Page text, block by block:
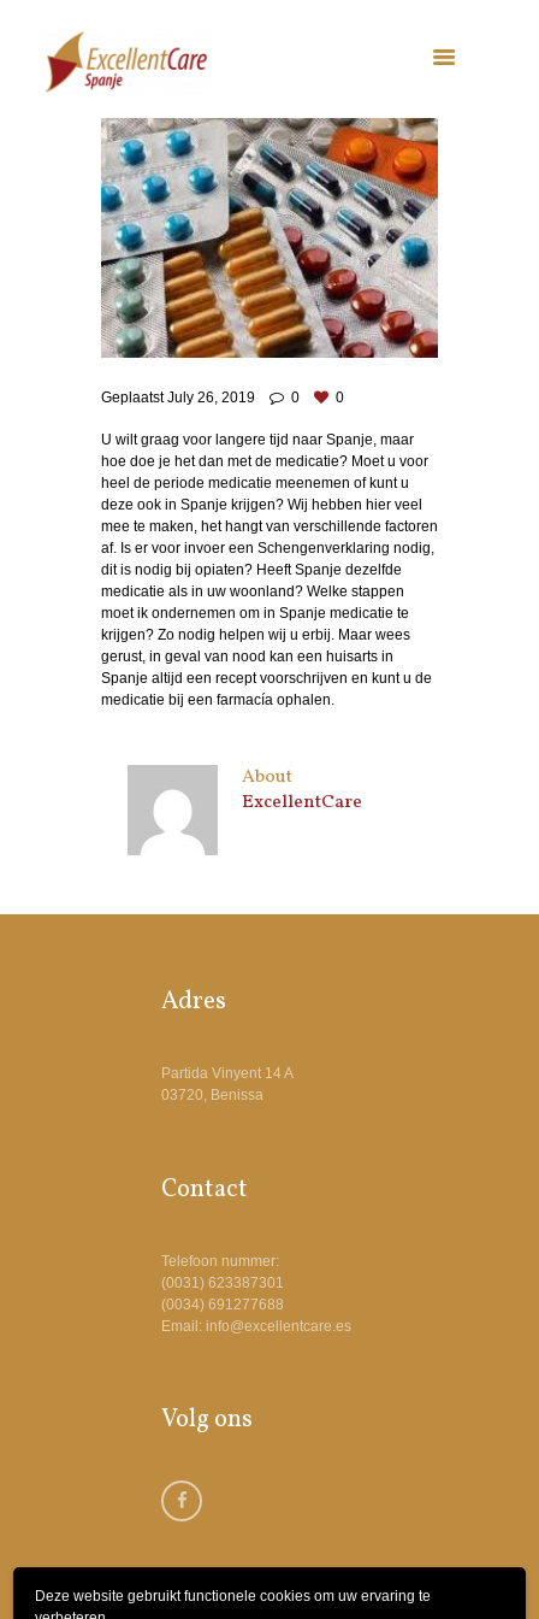
Deze website gebruikt functionele cookies om uw ervaring te
GeplaatstJuly 26, 2019 0 0
U wilt graag voor langere tijd naar Spanje, maar
hoe doe je het dan met de medicatie? Moet u voor
heel de periode medicatie meenemen of kunt u
deze ook in Spanje krijgen? Wij hebben hier veel
mee te maken, het hangt van verschillende factoren
af. Is er voor invoer een Schengenverklaring nodig,
dit is nodig bij opiaten? Heeft Spanje dezelfde
medicatie als in uw woonland? Welke stappen
moet ik ondernemen om in Spanje medicatie te
krijgen? Zo nodig helpen wij u erbij. Maar wees
gerust, in geval van nood kan een huisarts in
Spanje altijd een recept voorschrijven en kunt u de
medicatie bij een farmacía ophalen.
About
ExcellentCare
Adres
Partida Vinyent 14 A
03720, Benissa
Contact
Telefoon nummer:
(0031) 623387301
(0034) 691277688
Email: info@excellentcare.es
Volg ons